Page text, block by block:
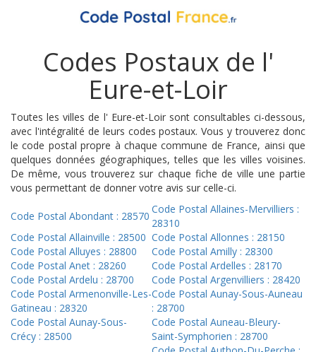
Codes Postaux de l'
Eure-et-Loir
Toutes les villes de l' Eure-et-Loir sont consultables ci-dessous,
avec l'intégralité de leurs codes postaux. Vous y trouverez donc
le code postal propre à chaque commune de France, ainsi que
quelques données géographiques, telles que les villes voisines.
De même, vous trouverez sur chaque fiche de ville une partie
vous permettant de donner votre avis sur celle-ci.
Code Postal Abondant : 28570
Code Postal Allaines-Mervilliers :
28310
Code Postal Allainville : 28500 Code Postal Allonnes : 28150
Code Postal Alluyes : 28800
Code Postal Amilly : 28300
Code Postal Anet : 28260
Code Postal Ardelles : 28170
Code Postal Ardelu : 28700
Code Postal Argenvilliers : 28420
Code Postal Armenonville-Les-
Gatineau : 28320
Code Postal Aunay-Sous-Auneau
: 28700
Code Postal Aunay-Sous-
Crécy : 28500
Code Postal Auneau-Bleury-
Saint-Symphorien : 28700